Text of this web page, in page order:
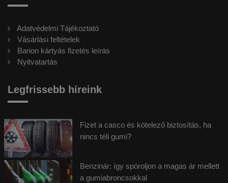
Adatvédelmi Tájékoztató
Vásárlási feltételek
Barion kártyás fizetés leírás
Nyitvatartás
Legfrissebb híreink
Fizet a casco és kötelező biztosítás, ha
nincs téli gumi?
Benzinár: így spóroljon a magas ár mellett
a gumiabroncsokkal